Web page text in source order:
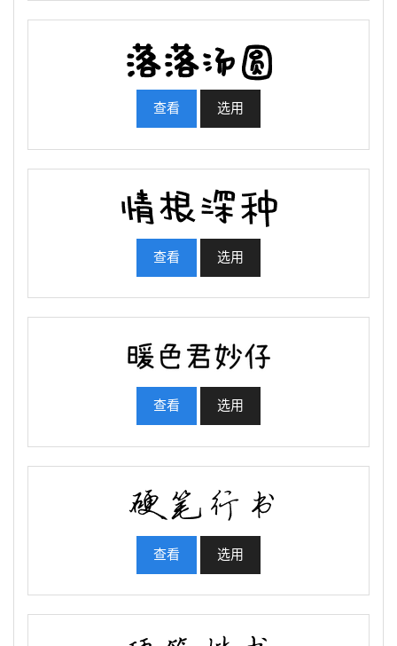
查看 选用
查看 选用
查看 选用
查看 选用